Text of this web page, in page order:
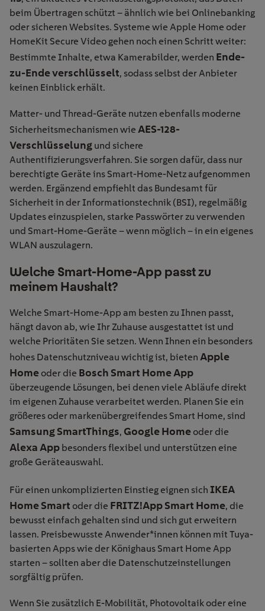
beim Übertragen schützt – ähnlich wie bei Onlinebanking
oder sicheren Websites. Systeme wie Apple Home oder
HomeKit Secure Video gehen noch einen Schritt weiter:
Bestimmte Inhalte, etwa Kamerabilder, werden Ende-
zu-Ende verschlüsselt, sodass selbst der Anbieter
keinen Einblick erhält.
Matter- und Thread-Geräte nutzen ebenfalls moderne
Sicherheitsmechanismen wie AES-128-
Verschlüsselung und sichere
Authentifizierungsverfahren. Sie sorgen dafür, dass nur
berechtigte Geräte ins Smart-Home-Netz aufgenommen
werden. Ergänzend empfiehlt das Bundesamt für
Sicherheit in der Informationstechnik (BSI), regelmäßig
Updates einzuspielen, starke Passwörter zu verwenden
und Smart-Home-Geräte – wenn möglich – in ein eigenes
WLAN auszulagern.
Welche Smart-Home-App passt zu
meinem Haushalt?
Welche Smart-Home-App am besten zu Ihnen passt,
hängt davon ab, wie Ihr Zuhause ausgestattet ist und
welche Prioritäten Sie setzen. Wenn Ihnen ein besonders
hohes Datenschutzniveau wichtig ist, bieten Apple
Home oder die Bosch Smart Home App
überzeugende Lösungen, bei denen viele Abläufe direkt
im eigenen Zuhause verarbeitet werden. Planen Sie ein
größeres oder markenübergreifendes Smart Home, sind
Samsung SmartThings, Google Home oder die
Alexa App besonders flexibel und unterstützen eine
große Geräteauswahl.
Für einen unkomplizierten Einstieg eignen sich IKEA
Home Smart oder die FRITZ!App Smart Home, die
bewusst einfach gehalten sind und sich gut erweitern
lassen. Preisbewusste Anwender*innen können mit Tuya-
basierten Apps wie der Könighaus Smart Home App
starten – sollten aber die Datenschutzeinstellungen
sorgfältig prüfen.
Wenn Sie zusätzlich E-Mobilität, Photovoltaik oder eine